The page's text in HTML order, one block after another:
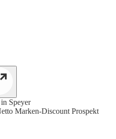
Speyer
Marken-Discount Prospekt